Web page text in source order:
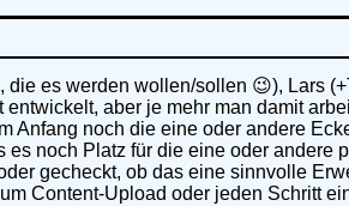
die es werden wollen/sollen 😉), Lars
aber je mehr man damit
Anfang noch die eine oder andere
es noch Platz für die eine oder
gecheckt, ob das eine sinnvolle
Content-Upload oder jeden Schritt